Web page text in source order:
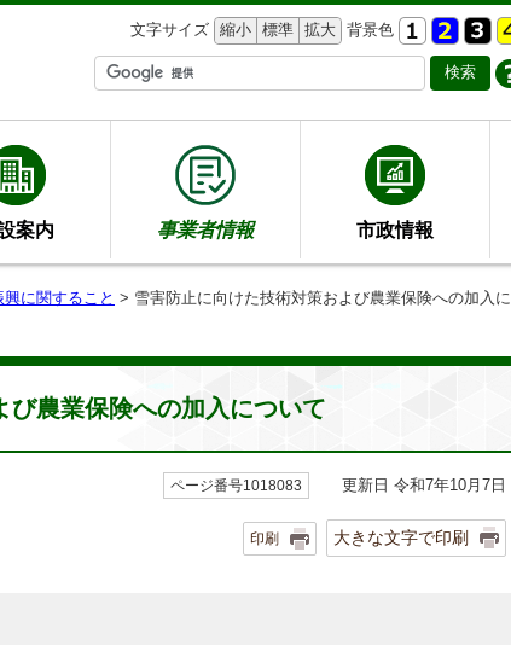
文字サイズ 縮小 標準 拡大 背景色
案内 事業者情報 市政情報
興に関すること > 雪害防止に向けた技術対策および農業保険への加入に
び農業保険への加入について
ページ番号1018083 更新日 令和7年10月7日
印刷 大きな文字で印刷